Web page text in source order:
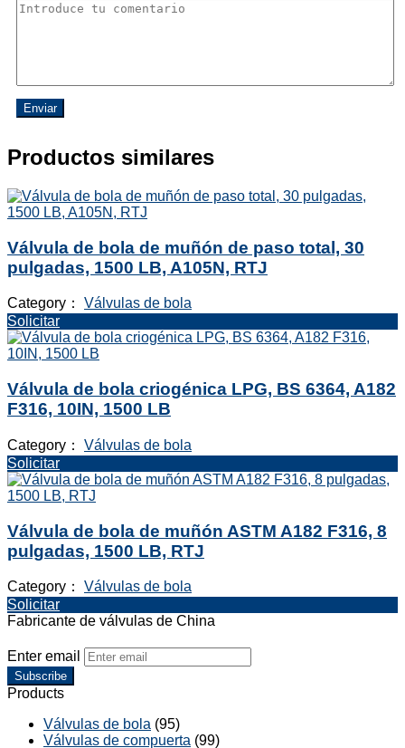
Enviar
Productos similares
Válvula de bola de muñón de paso total, 30
pulgadas, 1500 LB, A105N, RTJ
Category： Válvulas de bola
Solicitar
Válvula de bola criogénica LPG, BS 6364, A182
F316, 10IN, 1500 LB
Category： Válvulas de bola
Solicitar
Válvula de bola de muñón ASTM A182 F316, 8
pulgadas, 1500 LB, RTJ
Category： Válvulas de bola
Solicitar
Fabricante de válvulas de China
Enter email
Subscribe
Products
Válvulas de bola (95)
Válvulas de compuerta (99)